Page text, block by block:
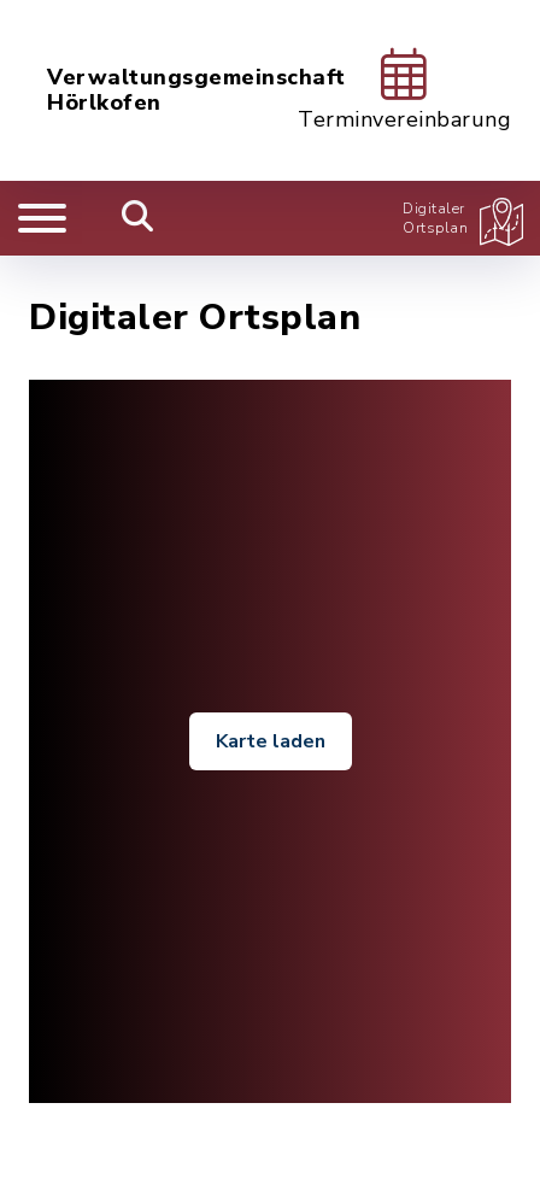
Verwaltungsgemeinschaft
Hörlkofen
Terminvereinbarung
Digitaler
Ortsplan
Digitaler Ortsplan
Karte laden